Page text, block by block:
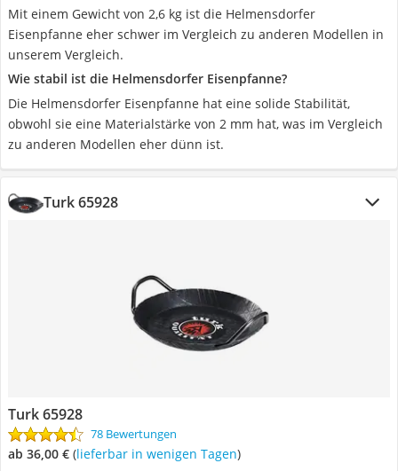
Mit einem Gewicht von 2,6 kg ist die Helmensdorfer
Eisenpfanne eher schwer im Vergleich zu anderen Modellen in
unserem Vergleich.
Wie stabil ist die Helmensdorfer Eisenpfanne?
Die Helmensdorfer Eisenpfanne hat eine solide Stabilität,
obwohl sie eine Materialstärke von 2 mm hat, was im Vergleich
zu anderen Modellen eher dünn ist.
Turk 65928
Turk 65928
78 Bewertungen
ab 36,00 € ( Lieferbar in wenigen Tagen)